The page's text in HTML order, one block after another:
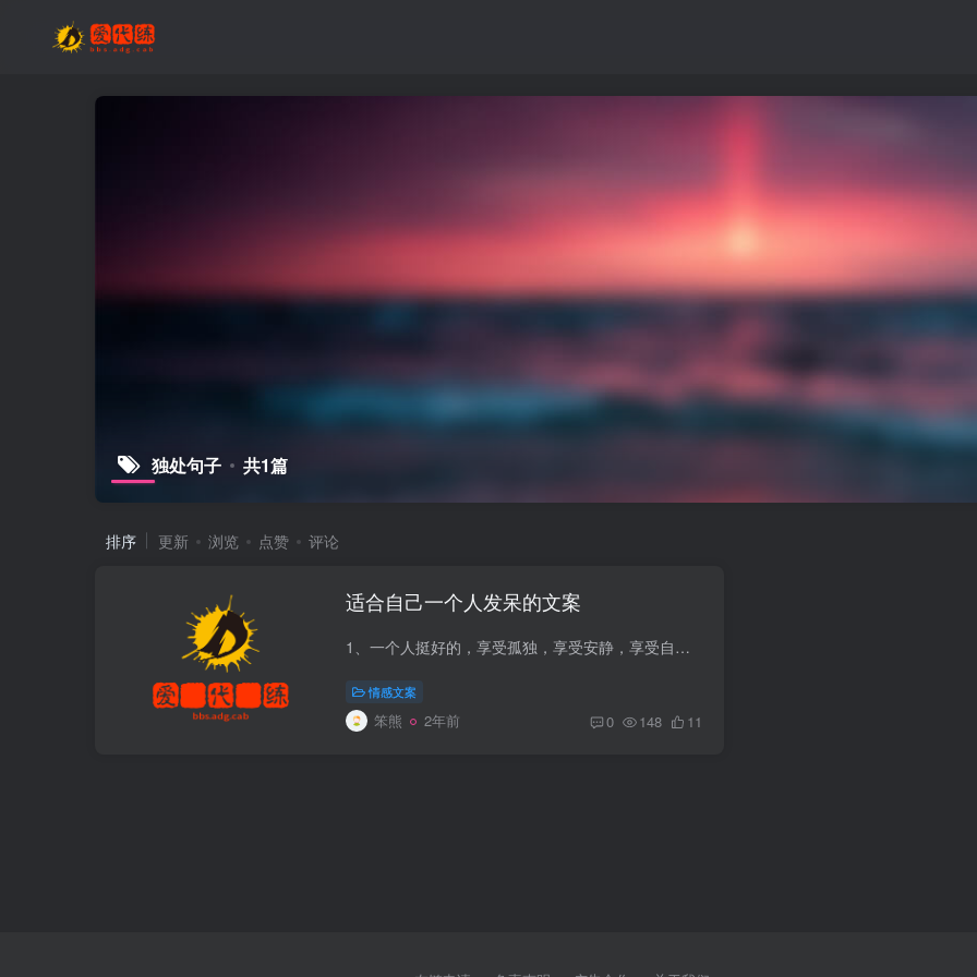
独处句子 共1篇
排序 更新 浏览 点赞 评论
适合自己一个人发呆的文案
1、一个人挺好的，享受孤独，享受安静，享受自己跟自己独处，虽然疼都是别人给的，但是伤都是自己好的，2、独处是一个难得的时光，正好可以和自己安静的对话，3、人前有多淡然，人后就有多落寞...
情感文案
笨熊 2年前 0 148 11